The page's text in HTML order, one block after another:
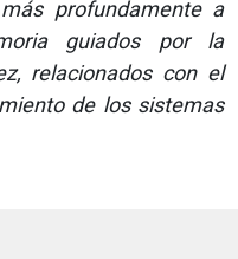
profundamente a
guiados por la
relacionados con el
de los sistemas